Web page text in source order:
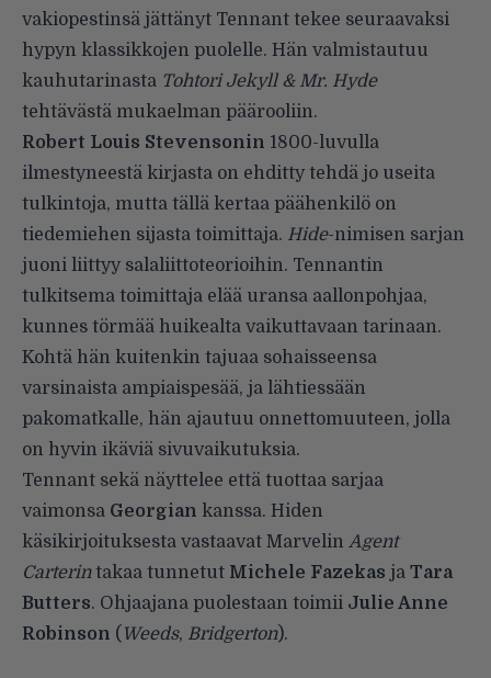
vakiopestinsä jättänyt Tennant tekee seuraavaksi
hypyn klassikkojen puolelle. Hän valmistautuu
kauhutarinasta Tohtori Jekyll & Mr. Hyde
tehtävästä mukaelman päärooliin.
Robert Louis Stevensonin 1800-luvulla
ilmestyneestä kirjasta on ehditty tehdä jo useita
tulkintoja, mutta tällä kertaa päähenkilö on
tiedemiehen sijasta toimittaja. Hide-nimisen sarjan
juoni liittyy salaliittoteorioihin. Tennantin
tulkitsema toimittaja elää uransa aallonpohjaa,
kunnes törmää huikealta vaikuttavaan tarinaan.
Kohtä hän kuitenkin tajuaa sohaisseensa
varsinaista ampiaispesää, ja lähtiessään
pakomatkalle, hän ajautuu onnettomuuteen, jolla
on hyvin ikäviä sivuvaikutuksia.
Tennant sekä näyttelee että tuottaa sarjaa
vaimonsa Georgian kanssa. Hiden
käsikirjoituksesta vastaavat Marvelin Agent
Carterintakaa tunnetut Michele Fazekas ja Tara
Butters. Ohjaajana puolestaan toimii Julie Anne
Robinson ( Weeds, Bridgerton).